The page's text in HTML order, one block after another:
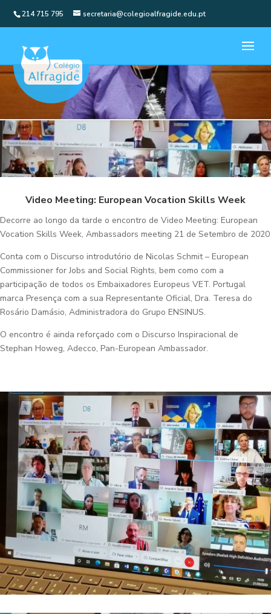
214 715 795 secretaria@colegioalfragide.edu.pt
Video Meeting: European Vocation Skills Week
Decorre ao longo da tarde o encontro de Video Meeting: European
Vocation Skills Week, Ambassadors meeting 21 de Setembro de 2020
Conta com o Discurso introdutório de Nicolas Schmit – European
Commissioner for Jobs and Social Rights, bem como com a
participação de todos os Embaixadores Europeus VET. Portugal
marca Presença com a sua Representante Oficial, Dra. Teresa do
Rosário Damásio, Administradora do Grupo ENSINUS.
O encontro é ainda reforçado com o Discurso Inspiracional de
Stephan Howeg, Adecco, Pan-European Ambassador.